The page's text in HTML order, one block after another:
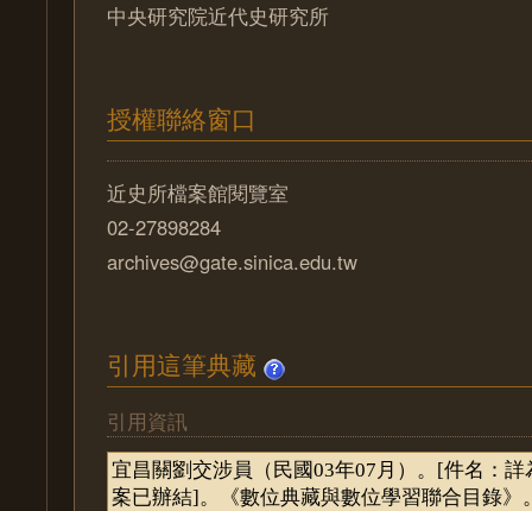
中央研究院近代史研究所
授權聯絡窗口
近史所檔案館閱覽室
02-27898284
archives@gate.sinica.edu.tw
引用這筆典藏
引用資訊